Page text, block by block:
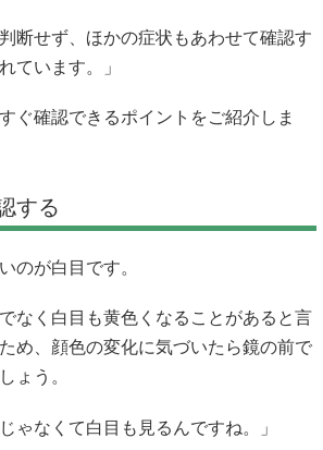
断せず、ほかの症状もあわせて確認す
ています。」
ぐ確認できるポイントをご紹介しま
する
のが白目です。
なく白目も黄色くなることがあると言
め、顔色の変化に気づいたら鏡の前で
ょう。
ゃなくて白目も見るんですね。」